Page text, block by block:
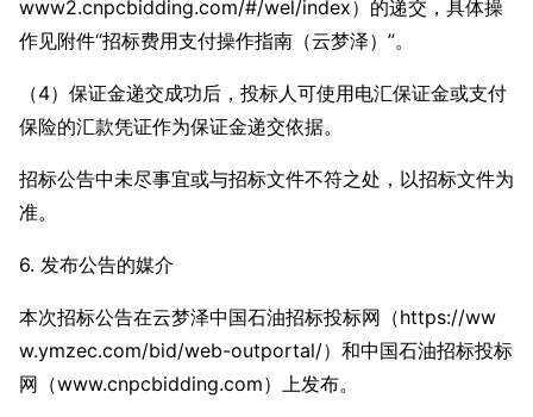
www2.cnpcbidding.com/#/wel/index）的递交，具体操
作见附件“招标费用支付操作指南（云梦泽）”。
（4）保证金递交成功后，投标人可使用电汇保证金或支付
保险的汇款凭证作为保证金递交依据。
招标公告中未尽事宜或与招标文件不符之处，以招标文件为
准。
6. 发布公告的媒介
本次招标公告在云梦泽中国石油招标投标网（https://ww
w.ymzec.com/bid/web-outportal/）和中国石油招标投标
网（www.cnpcbidding.com）上发布。